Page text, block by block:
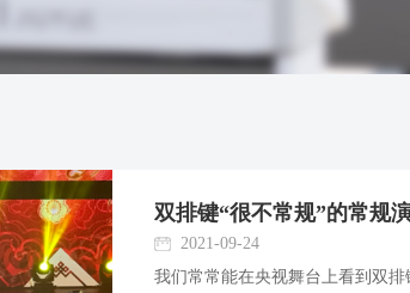
双排键“很不常规”的常规
2021-09-24
我们常常能在央视舞台上看到双